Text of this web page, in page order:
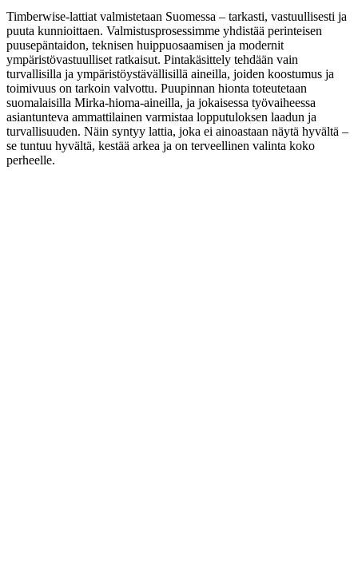
Timberwise-lattiat valmistetaan Suomessa – tarkasti, vastuullisesti ja
puuta kunnioittaen. Valmistusprosessimme yhdistää perinteisen
puusepäntaidon, teknisen huippuosaamisen ja modernit
ympäristövastuulliset ratkaisut. Pintakäsittely tehdään vain
turvallisilla ja ympäristöystävällisillä aineilla, joiden koostumus ja
toimivuus on tarkoin valvottu. Puupinnan hionta toteutetaan
suomalaisilla Mirka-hioma-aineilla, ja jokaisessa työvaiheessa
asiantunteva ammattilainen varmistaa lopputuloksen laadun ja
turvallisuuden. Näin syntyy lattia, joka ei ainoastaan näytä hyvältä –
se tuntuu hyvältä, kestää arkea ja on terveellinen valinta koko
perheelle.